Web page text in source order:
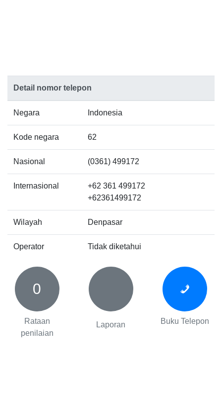
Detail nomor telepon
Negara Indonesia
Kode negara 62
Nasional (0361) 499172
Internasional
+62 361 499172
+62361499172
Wilayah Denpasar
Operator Tidak diketahui
0
Rataan
penilaian
Laporan Buku Telepon